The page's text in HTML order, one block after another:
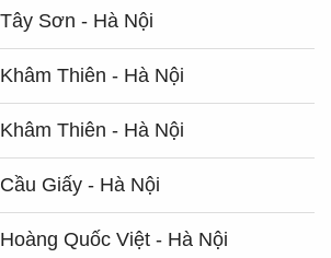
Sơn - Hà Nội
Thiên - Hà Nội
Thiên - Hà Nội
Giấy - Hà Nội
Quốc Việt - Hà Nội